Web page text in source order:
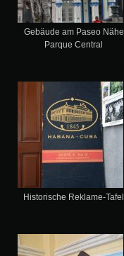
Gebäude am Paseo Nähe
Parque Central
Historische Reklame-Tafel